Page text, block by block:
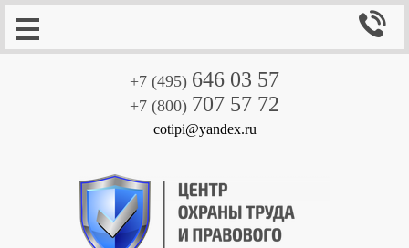
+7 (495) 646 03 57
+7 (800) 707 57 72
cotipi@yandex.ru
